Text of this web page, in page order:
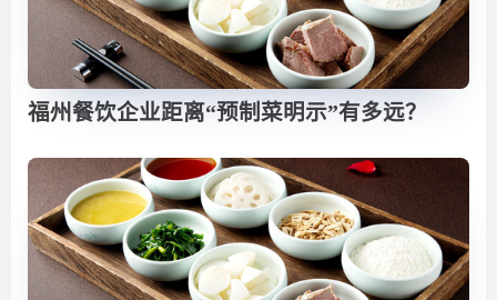
福州餐饮企业距离“预制菜明示”有多远？